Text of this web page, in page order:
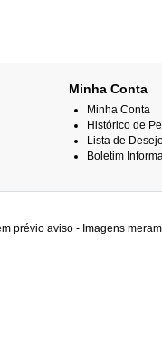
Minha Conta
Minha Conta
Histórico de
Lista de
Boletim
prévio aviso - Imagens